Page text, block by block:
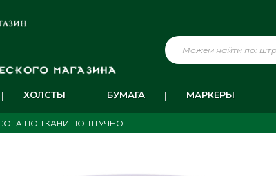
ХОЛСТЫ БУМАГА МАРКЕРЫ
ПО ТКАНИ ПОШТУЧНО